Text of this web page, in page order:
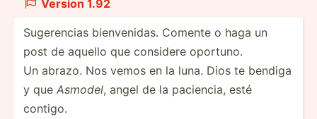
 Version 1.92
Sugere­ncias bienve­nidas. Comente o haga un
post de aquello que considere oportuno.
Un abrazo. Nos vemos en la luna. Dios te bendiga
y que Asmodel, angel de la paciencia, esté
contigo.